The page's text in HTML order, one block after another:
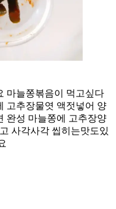
마늘쫑볶음이 먹고싶다
고추장물엿 액젓넣어 양
완성 마늘쫑에 고추장양
사각사각 씹히는맛도있